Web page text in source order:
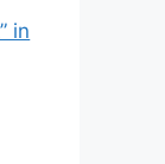
in